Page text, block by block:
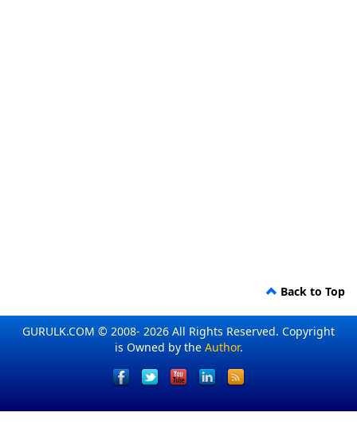
Back to Top
GURULK.COM © 2008- 2026 All Rights Reserved. Copyright
is Owned by the Author.